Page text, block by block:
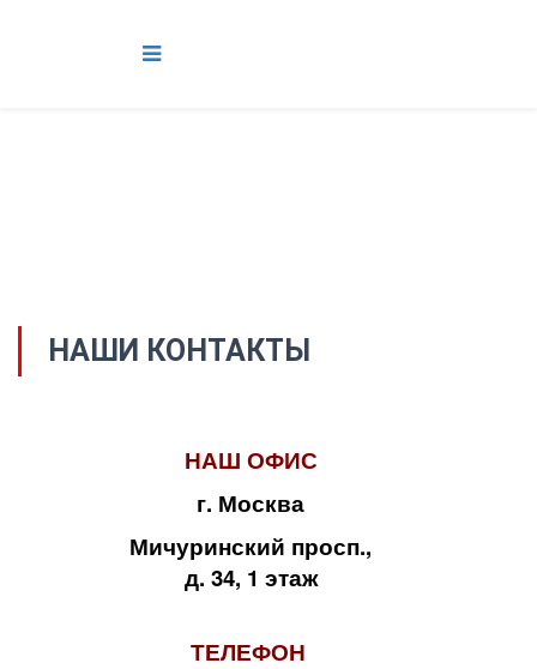
НАШИ КОНТАКТЫ
НАШ ОФИС
г. Москва
Мичуринский просп.,
д. 34, 1 этаж
ТЕЛЕФОН